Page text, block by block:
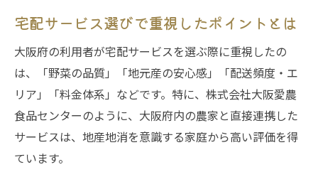
宅配サービス選びで重視したポイントとは
大阪府の利用者が宅配サービスを選ぶ際に重視したの
は、「野菜の品質」「地元産の安心感」「配送頻度・エ
リア」「料金体系」などです。特に、株式会社大阪愛農
食品センターのように、大阪府内の農家と直接連携した
サービスは、地産地消を意識する家庭から高い評価を得
ています。